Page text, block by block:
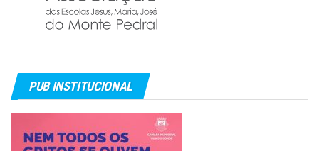
PUB INSTITUCIONAL